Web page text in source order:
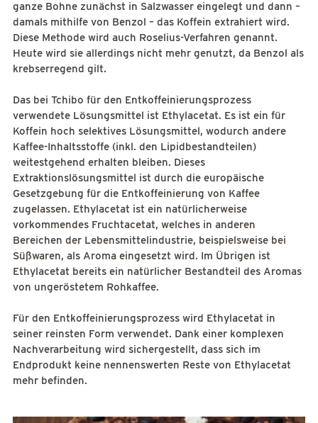
ganze Bohne zunächst in Salzwasser eingelegt und dann –
damals mithilfe von Benzol – das Koffein extrahiert wird.
Diese Methode wird auch Roselius-Verfahren genannt.
Heute wird sie allerdings nicht mehr genutzt, da Benzol als
krebserregend gilt.
Das bei Tchibo für den Entkoffeinierungsprozess
verwendete Lösungsmittel ist Ethylacetat. Es ist ein für
Koffein hoch selektives Lösungsmittel, wodurch andere
Kaffee-Inhaltsstoffe (inkl. den Lipidbestandteilen)
weitestgehend erhalten bleiben. Dieses
Extraktionslösungsmittel ist durch die europäische
Gesetzgebung für die Entkoffeinierung von Kaffee
zugelassen. Ethylacetat ist ein natürlicherweise
vorkommendes Fruchtacetat, welches in anderen
Bereichen der Lebensmittelindustrie, beispielsweise bei
Süßwaren, als Aroma eingesetzt wird. Im Übrigen ist
Ethylacetat bereits ein natürlicher Bestandteil des Aromas
von ungeröstetem Rohkaffee.
Für den Entkoffeinierungsprozess wird Ethylacetat in
seiner reinsten Form verwendet. Dank einer komplexen
Nachverarbeitung wird sichergestellt, dass sich im
Endprodukt keine nennenswerten Reste von Ethylacetat
mehr befinden.